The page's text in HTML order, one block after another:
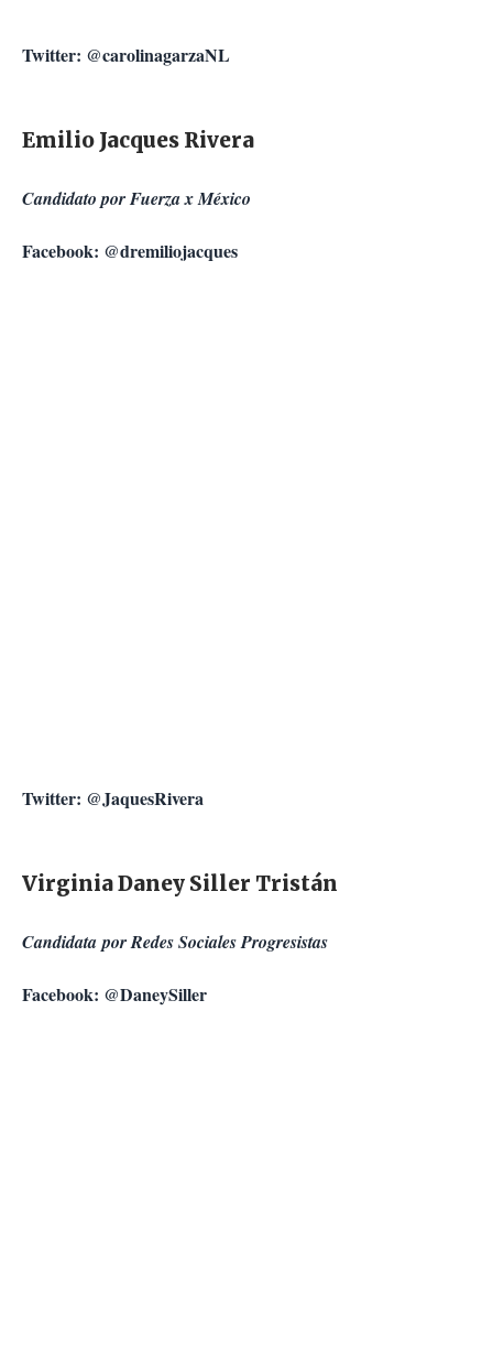
Twitter: @carolinagarzaNL
Emilio Jacques Rivera
Candidato por Fuerza x México
Facebook: @dremiliojacques
Twitter: @JaquesRivera
Virginia Daney Siller Tristán
Candidata por Redes Sociales Progresistas
Facebook: @DaneySiller